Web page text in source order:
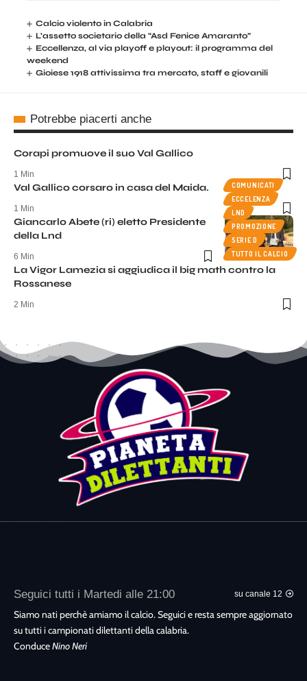
Calcio violento in Calabria
L’assetto societario della “Asd Fenice Amaranto”
Eccellenza, al via playoff e playout: il programma del
weekend
Gioiese 1918 attivissima tra mercato, staff e giovanili
Potrebbe piacerti anche
Corapi promuove il suo Val Gallico
1 Min
Val Gallico corsaro in casa del Maida.
1 Min
COMUNICATI
ECCELENZA
LND
PROMOZIONE
SERIE D
TUTTO IL CALCIO
Giancarlo Abete (ri) eletto Presidente
della Lnd
6 Min
La Vigor Lamezia si aggiudica il big math contro la
Rossanese
2 Min
Seguici tutti i Martedi alle 21:00 su canale 12
Siamo nati perchè amiamo il calcio. Seguici e resta sempre aggiornato
su tutti i campionati dilettanti della calabria.
ConduceNino Neri